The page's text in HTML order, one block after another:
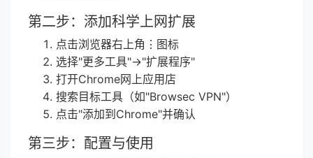
第二步：添加科学上网扩展
点击浏览器右上角⋮图标
选择"更多工具"→"扩展程序"
打开Chrome网上应用店
搜索目标工具（如"Browsec VPN"）
点击"添加到Chrome"并确认
第三步：配置与使用